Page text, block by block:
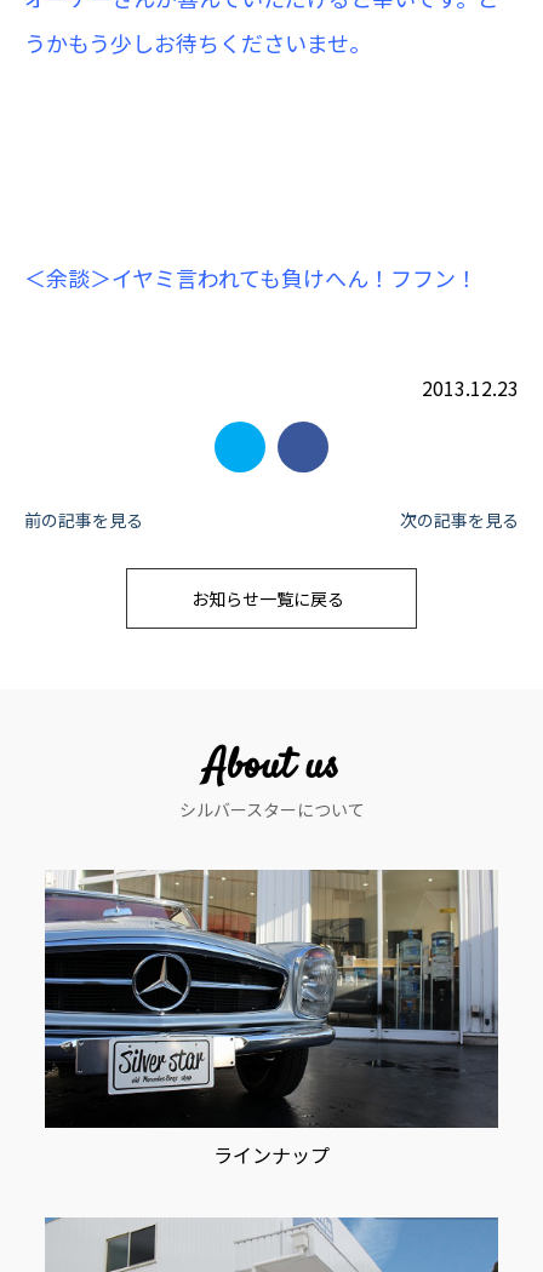
うかもう少しお待ちくださいませ。
＜余談＞イヤミ言われても負けへん！フフン！
2013.12.23
投
ン
前の記事を見る 次の記事を見る
お知らせ一覧に戻る
About us
シルバースターについて
ラインナップ